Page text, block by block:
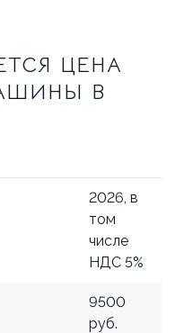
ЦЕНА
В
2026, в
том
числе
НДС 5%
9500
руб.